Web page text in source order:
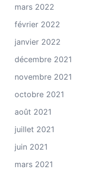
mars 2022
février 2022
janvier 2022
décembre 2021
novembre 2021
octobre 2021
août 2021
juillet 2021
juin 2021
mars 2021